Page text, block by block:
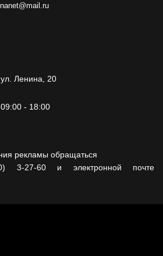
Ленина, 20
- 18:00
рекламы обращаться
3-27-60 и электронной почте